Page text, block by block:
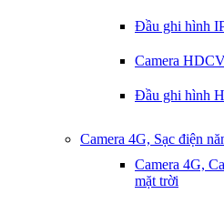
Đầu ghi hình
Camera
Đầu ghi hình
Camera 4G, Sạc điện
Camera 4G,
mặt trời